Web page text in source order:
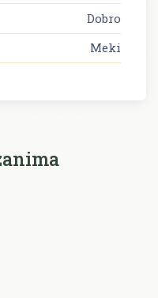
Dobro
Meki